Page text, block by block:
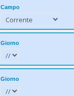
Campo
Giorno
Giorno